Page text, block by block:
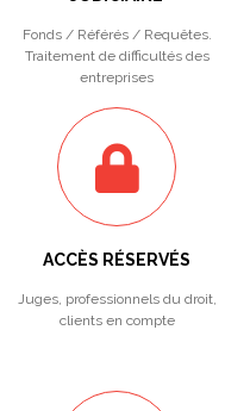
Fonds / Référés / Requêtes.
Traitement de difficultés des
entreprises
ACCÈS RÉSERVÉS
Juges, professionnels du droit,
clients en compte